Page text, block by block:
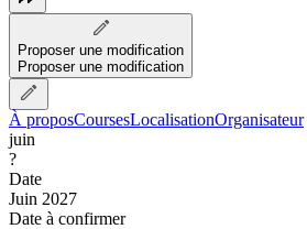
Proposer une modification
Proposer une modification
À proposCoursesLocalisationOrganisateur
juin
?
Date
Juin 2027
Date à confirmer